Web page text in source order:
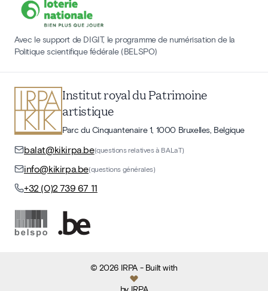
Avec le support de DIGIT, le programme de numérisation de la
Politique scientifique fédérale (BELSPO)
Institut royal du Patrimoine
artistique
Parc du Cinquantenaire 1, 1000 Bruxelles, Belgique
balat@kikirpa.be(questions relatives à BALaT)
info@kikirpa.be(questions générales)
+32 (0)2 739 67 11
©2026 IRPA- Built with
by IRPA